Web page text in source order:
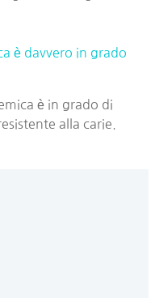
è davvero in grado
è in grado di
alla carie.